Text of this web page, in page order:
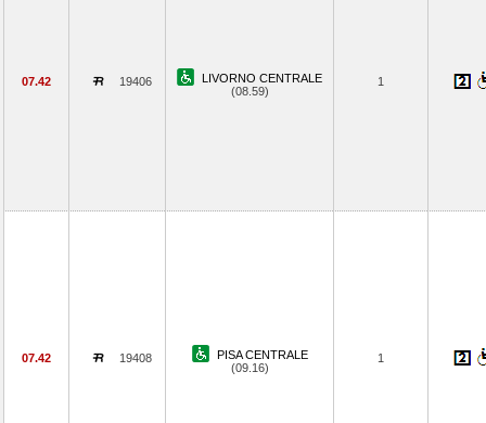
07.42 19406
LIVORNO CENTRALE
(08.59)
1
07.42 19408
PISA CENTRALE
(09.16)
1